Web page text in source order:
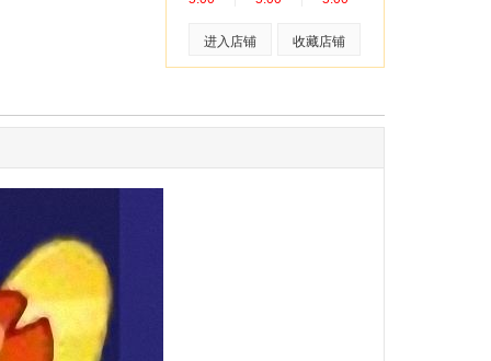
进入店铺 收藏店铺